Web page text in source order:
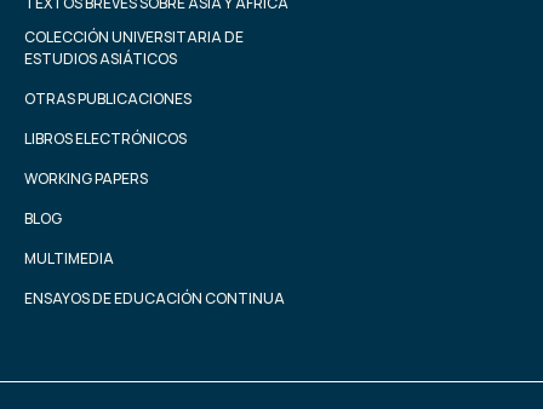
COLECCIÓN UNIVERSITARIA DE
ESTUDIOS ASIÁTICOS
OTRAS PUBLICACIONES
LIBROS ELECTRÓNICOS
WORKING PAPERS
BLOG
MULTIMEDIA
ENSAYOS DE EDUCACIÓN CONTINUA